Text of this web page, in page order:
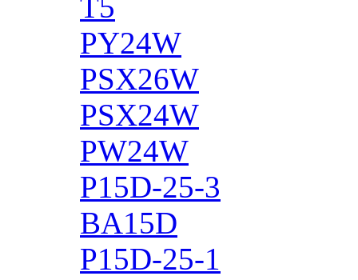
PY24W
PSX26W
PSX24W
PW24W
P15D-25-3
BA15D
P15D-25-1